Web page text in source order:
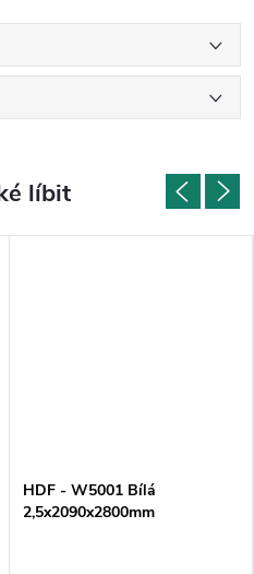
HDF - W5001 Bílá
2,5x2090x2800mm